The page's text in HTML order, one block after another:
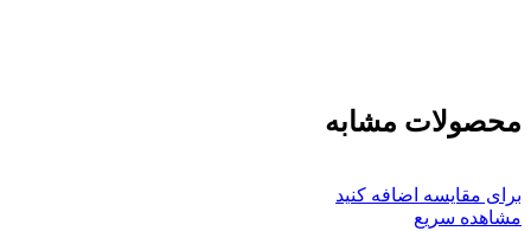
محصولات مشابه
برای مقایسه اضافه کنید
مشاهده سریع